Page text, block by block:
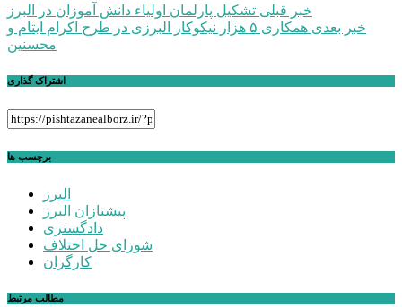
راهبری
نوشته
خبر قبلی تشکیل پارلمان اولیاء دانش آموزان در البرز
خبر بعدی
همکاری ۵ هزار نیکوکار البرزی در طرح اکرام ایتام و
محسنین
اشتراک گذاری
برچسب ها
البرز
پیشتازان البرز
دادگستری
شورای حل اختلاف
کارگران
مطالب مرتبط